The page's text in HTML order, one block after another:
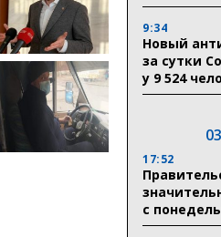
9:34
Новый
за сутки
у 9 524
17:52
с